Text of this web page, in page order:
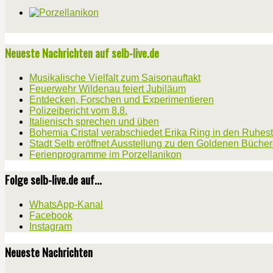
Neueste Nachrichten auf selb-live.de
Musikalische Vielfalt zum Saisonauftakt
Feuerwehr Wildenau feiert Jubiläum
Entdecken, Forschen und Experimentieren
Polizeibericht vom 8.8.
Italienisch sprechen und üben
Bohemia Cristal verabschiedet Erika Ring in den
Stadt Selb eröffnet Ausstellung zu den Goldenen
Ferienprogramme im Porzellanikon
Folge selb-live.de auf...
WhatsApp-Kanal
Facebook
Instagram
Neueste Nachrichten